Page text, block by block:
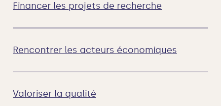
Financer les projets de recherche
Rencontrer les acteurs économiques
Valoriser la qualité